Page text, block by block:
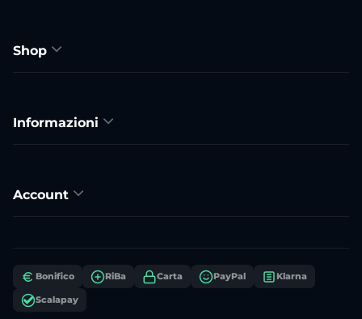
Shop
Informazioni
Account
Bonifico RiBa Carta PayPal Klarna
Scalapay